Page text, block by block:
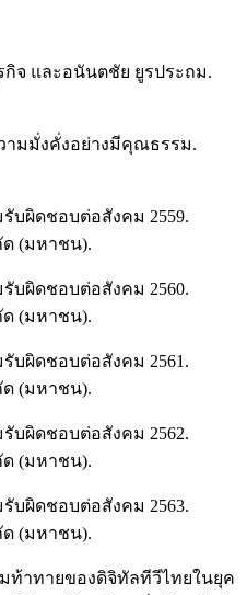
จ และอนันตชัย ยูรประถม.
ามมั่งคั่งอย่างมีคุณธรรม.
รับผิดชอบต่อสังคม 2559.
ด (มหาชน).
รับผิดชอบต่อสังคม 2560.
ด (มหาชน).
รับผิดชอบต่อสังคม 2561.
ด (มหาชน).
รับผิดชอบต่อสังคม 2562.
ด (มหาชน).
รับผิดชอบต่อสังคม 2563.
ด (มหาชน).
ท้าทายของดิจิทัลทีวีไทยในยุค